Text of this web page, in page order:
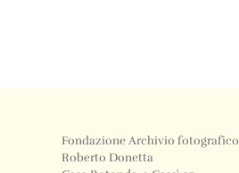
Fondazione Archivio fotografico
Roberto Donetta